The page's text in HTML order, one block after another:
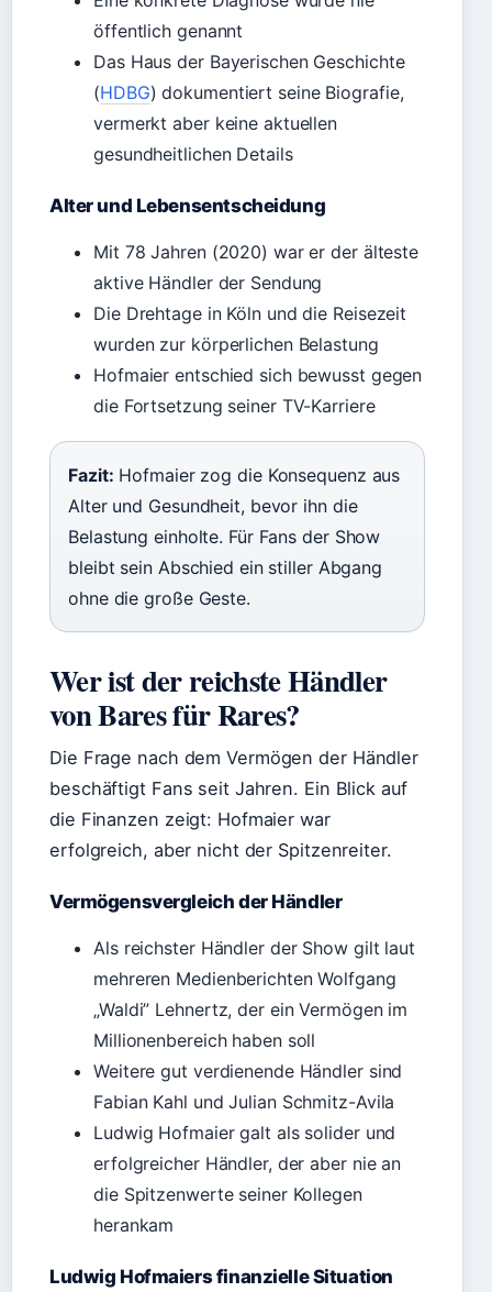
öffentlich genannt
Das Haus der Bayerischen Geschichte
(HDBG) dokumentiert seine Biografie,
vermerkt aber keine aktuellen
gesundheitlichen Details
Alter und Lebensentscheidung
Mit 78 Jahren (2020) war er der älteste
aktive Händler der Sendung
Die Drehtage in Köln und die Reisezeit
wurden zur körperlichen Belastung
Hofmaier entschied sich bewusst gegen
die Fortsetzung seiner TV-Karriere
Fazit: Hofmaier zog die Konsequenz aus
Alter und Gesundheit, bevor ihn die
Belastung einholte. Für Fans der Show
bleibt sein Abschied ein stiller Abgang
ohne die große Geste.
Wer ist der reichste Händler
von Bares für Rares?
Die Frage nach dem Vermögen der Händler
beschäftigt Fans seit Jahren. Ein Blick auf
die Finanzen zeigt: Hofmaier war
erfolgreich, aber nicht der Spitzenreiter.
Vermögensvergleich der Händler
Als reichster Händler der Show gilt laut
mehreren Medienberichten Wolfgang
„Waldi” Lehnertz, der ein Vermögen im
Millionenbereich haben soll
Weitere gut verdienende Händler sind
Fabian Kahl und Julian Schmitz-Avila
Ludwig Hofmaier galt als solider und
erfolgreicher Händler, der aber nie an
die Spitzenwerte seiner Kollegen
herankam
Ludwig Hofmaiers finanzielle Situation